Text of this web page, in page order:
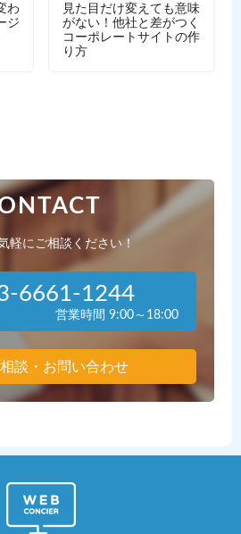
わ
ジ
見た目だけ変えても意味
がない！他社と差がつく
コーポレートサイトの作
り方
軽にご相談ください！
6661-1244
営業時間 9:00～18:00
談・お問い合わせ